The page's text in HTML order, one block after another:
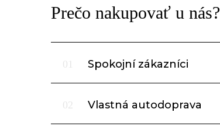
Prečo nakupovať u nás?
01 Spokojní zákazníci
02 Vlastná autodoprava